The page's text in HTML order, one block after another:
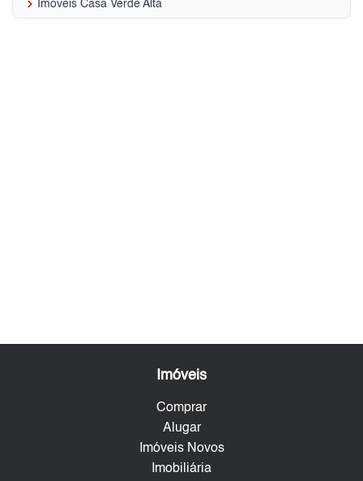
keyboard_arrow_right Imóveis Casa Verde Alta
Imóveis
Comprar
Alugar
Imóveis Novos
Imobiliária